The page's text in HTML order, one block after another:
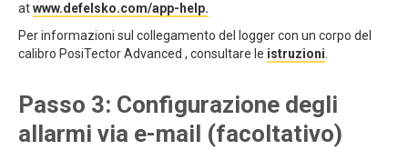
atwww.defelsko.com/app-help.
Per informazioni sul collegamento del logger con un corpo del
calibro PosiTector Advanced , consultare le istruzioni
Passo 3: Configurazione degli
allarmi via e-mail (facoltativo)